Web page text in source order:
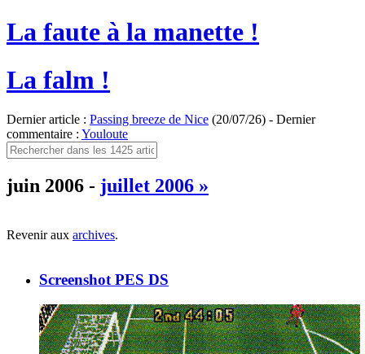
La faute à la manette !
La falm !
Dernier article : Passing breeze de Nice (20/07/26) - Dernier
commentaire : Youloute
juin 2006 - juillet 2006 »
Revenir aux archives.
Screenshot PES DS